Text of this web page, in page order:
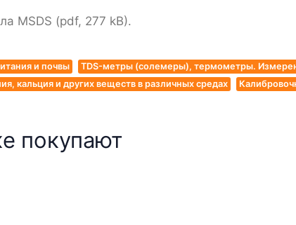
MSDS (pdf, 277 kB).
и почвы
TDS-метры (солемеры), термометры.
кальция и других веществ в различных средах
покупают